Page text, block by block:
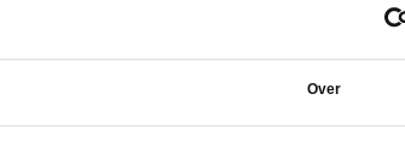
Over